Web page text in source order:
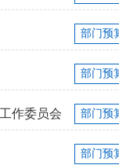
部门预
部门预
作委员会 部门预
部门预